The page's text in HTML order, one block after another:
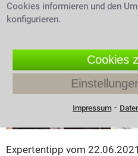
4.2 /5(50 Bewertungen)
Expertentipp vom 22.06.2021
Cookies informieren und den
konfigurieren.
Cookies
Impressum⁃